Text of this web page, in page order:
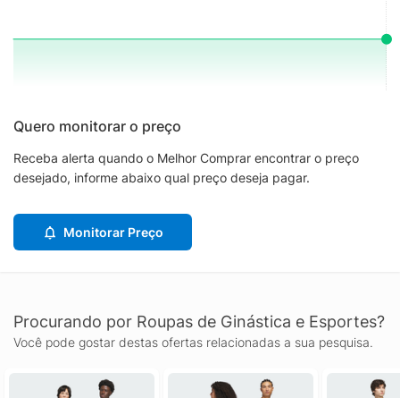
Quero monitorar o preço
Receba alerta quando o Melhor Comprar encontrar o preço
desejado, informe abaixo qual preço deseja pagar.
Monitorar Preço
Procurando por Roupas de Ginástica e Esportes?
Você pode gostar destas ofertas relacionadas a sua pesquisa.